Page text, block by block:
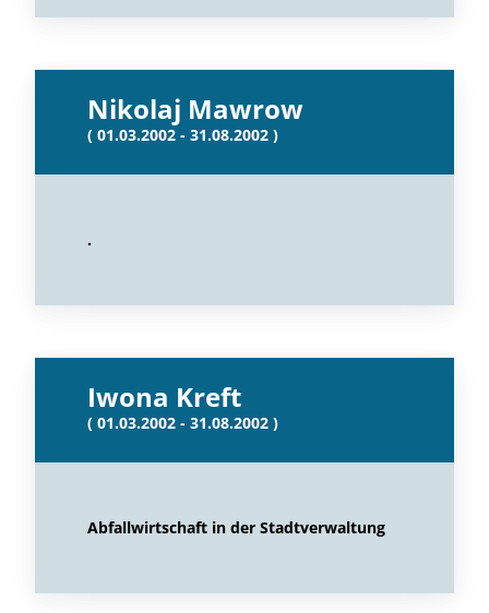
Nikolaj Mawrow
( 01.03.2002 - 31.08.2002 )
.
Iwona Kreft
( 01.03.2002 - 31.08.2002 )
Abfallwirtschaft in der Stadtverwaltung